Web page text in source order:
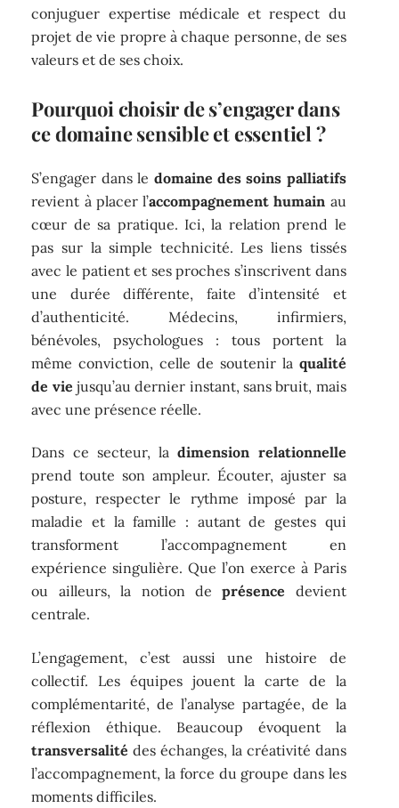
conjuguer expertise médicale et respect du
projet de vie propre à chaque personne, de ses
valeurs et de ses choix.
Pourquoi choisir de s’engager dans
ce domaine sensible et essentiel ?
S’engager dans le domaine des soins palliatifs
revient à placer l’accompagnement humain au
cœur de sa pratique. Ici, la relation prend le
pas sur la simple technicité. Les liens tissés
avec le patient et ses proches s’inscrivent dans
une durée différente, faite d’intensité et
d’authenticité. Médecins, infirmiers,
bénévoles, psychologues : tous portent la
même conviction, celle de soutenir la qualité
de vie jusqu’au dernier instant, sans bruit, mais
avec une présence réelle.
Dans ce secteur, ladimension relationnelle
prend toute son ampleur. Écouter, ajuster sa
posture, respecter le rythme imposé par la
maladie et la famille : autant de gestes qui
transforment l’accompagnement en
expérience singulière. Que l’on exerce à Paris
ou ailleurs, la notion deprésence devient
centrale.
L’engagement, c’est aussi une histoire de
collectif. Les équipes jouent la carte de la
complémentarité, de l’analyse partagée, de la
réflexion éthique. Beaucoup évoquent la
transversalité des échanges, la créativité dans
l’accompagnement, la force du groupe dans les
moments difficiles.